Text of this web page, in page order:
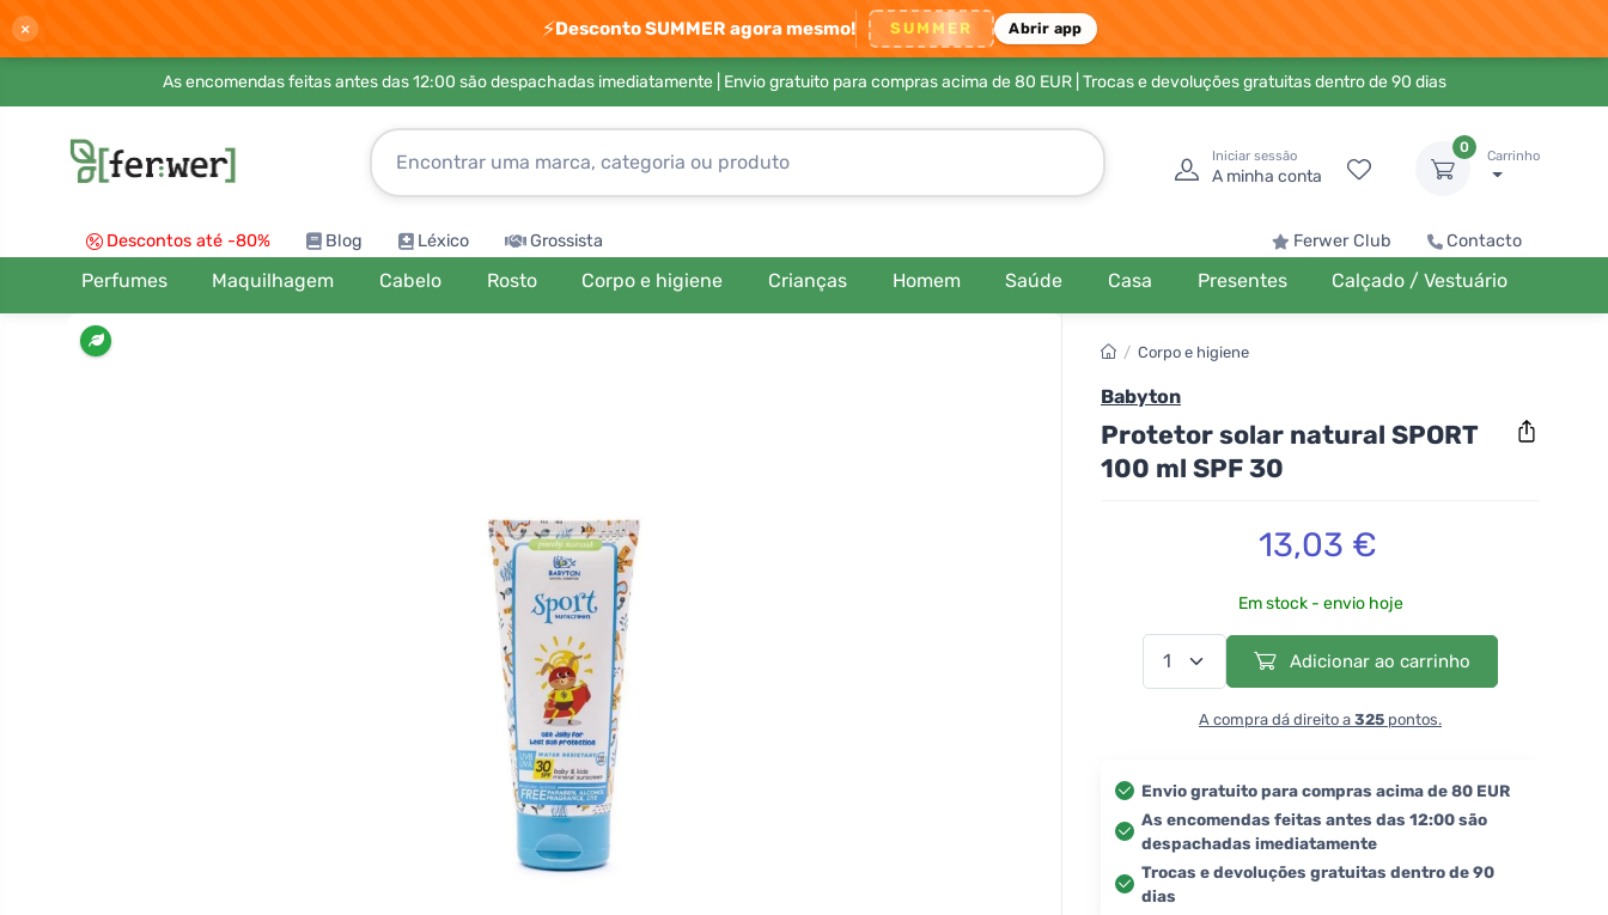
× ⚡Desconto SUMMER agora mesmo! SUMMER Abrir app
As encomendas feitas antes das 12:00 são despachadas imediatamente | Envio gratuito para compras acima de 80 EUR| Trocas e devoluções gratuitas dentro de 90 dias
Iniciar sessão
A minha conta
0
Carrinho
Descontos até -80% Blog Léxico Grossista Ferwer Club Contacto
Perfumes Maquilhagem Cabelo Rosto Corpo e higiene Crianças Homem Saúde Casa Presentes Calçado / Vestuário
/ Corpo e higiene
Babyton
Protetor solar natural SPORT
100 ml SPF 30
13,03 €
Em stock - envio hoje
Adicionar ao carrinho
A compra dá direito a 325 pontos.
Envio gratuito para compras acima de 80 EUR
As encomendas feitas antes das 12:00 são
despachadas imediatamente
Trocas e devoluções gratuitas dentro de 90
dias